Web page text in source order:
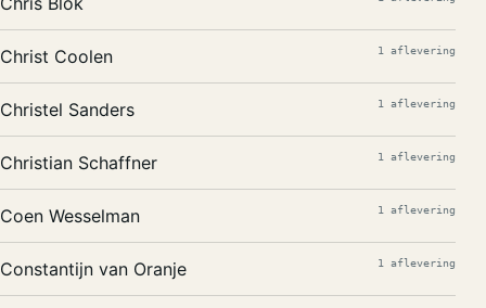
Christ Coolen 1 aflevering
Christel Sanders 1 aflevering
Christian Schaffner 1 aflevering
Coen Wesselman 1 aflevering
Constantijn van Oranje 1 aflevering